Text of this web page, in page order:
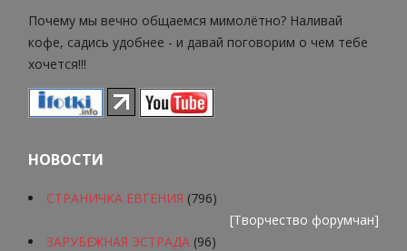
Почему мы вечно общаемся мимолётно? Наливай
кофе, садись удобнее - и давай поговорим о чем тебе
хочется!!!
НОВОСТИ
СТРАНИЧКА ЕВГЕНИЯ (796)
[Творчество форумчан]
ЗАРУБЕЖНАЯ ЭСТРАДА (96)